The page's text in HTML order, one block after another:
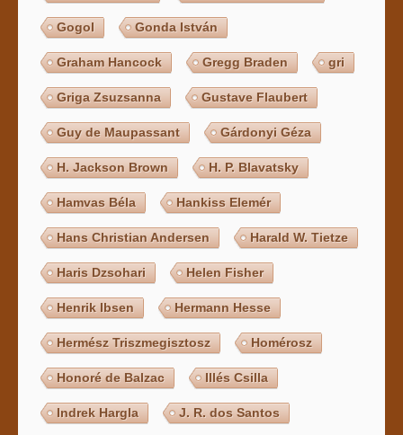
Gogol Gonda István
Graham Hancock Gregg Braden gri
Griga Zsuzsanna Gustave Flaubert
Guy de Maupassant Gárdonyi Géza
H. Jackson Brown H. P. Blavatsky
Hamvas Béla Hankiss Elemér
Hans Christian Andersen Harald W. Tietze
Haris Dzsohari Helen Fisher
Henrik Ibsen Hermann Hesse
Hermész Triszmegisztosz Homérosz
Honoré de Balzac Illés Csilla
Indrek Hargla J. R. dos Santos